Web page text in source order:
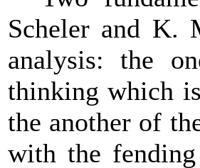
Scheler and K.
analysis: the
thinking which
the another of
with the